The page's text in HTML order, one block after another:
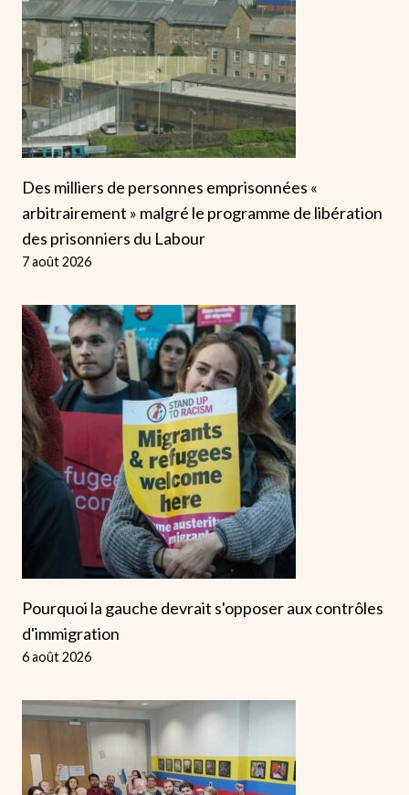
Des milliers de personnes emprisonnées «
arbitrairement » malgré le programme de libération
des prisonniers du Labour
7 août 2026
Pourquoi la gauche devrait s'opposer aux contrôles
d'immigration
6 août 2026